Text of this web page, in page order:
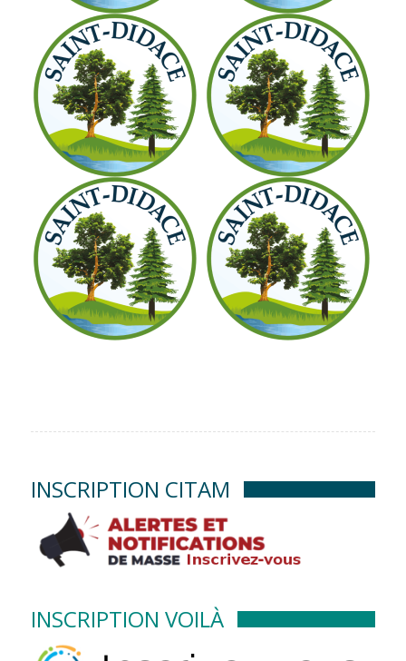
INSCRIPTION CITAM
INSCRIPTION VOILÀ